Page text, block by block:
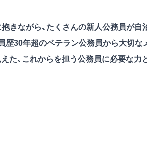
きながら、たくさんの新人公務員が自
歴30年超のベテラン公務員から大切な
た、これからを担う公務員に必要な力